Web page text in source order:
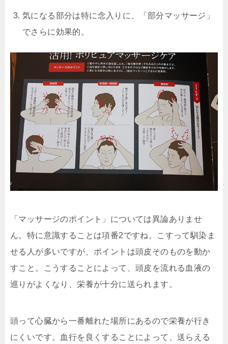
気になる部分は特に念入りに、「部分マッサージ」
でさらに効果的。
「マッサージのポイント」については異論ありませ
ん。特に意識することは項番2ですね。こすって馴染ま
せる人が多いですが、ポイントは頭皮そのものを動か
すこと。こうすることによって、頭皮を流れる血液の
巡りがよくなり、栄養が十分に送られます。
頭って心臓から一番離れた場所にあるので栄養が行き
にくいです。血行を良くすることによって、送らえる